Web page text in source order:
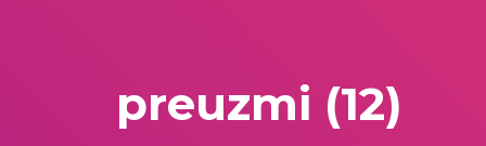
preuzmi (12)